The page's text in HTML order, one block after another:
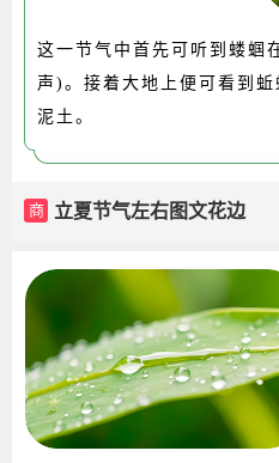
这一节气中首先可听到蝼蝈
声)。接着大地上便可看到
泥土。
商 立夏节气左右图文花边